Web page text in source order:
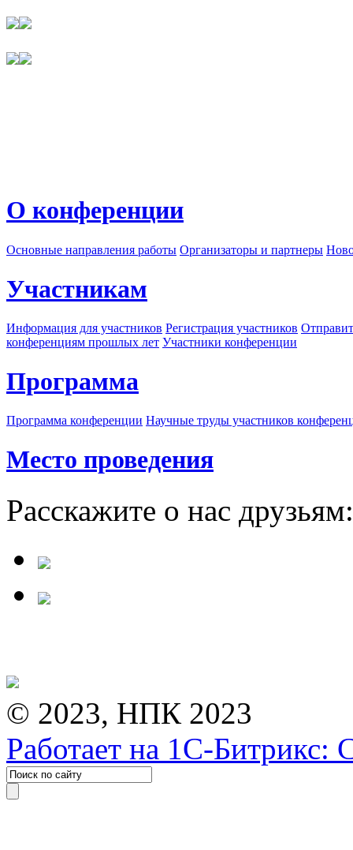
О конференции
Основные направления работы Организаторы и партнеры
Участникам
Информация для участников Регистрация участников
конференциям прошлых лет Участники конференции
Программа
Программа конференции Научные труды участников
Место проведения
Расскажите о нас друзьям:
© 2023, НПК 2023
Работает на 1С-Битрикс: